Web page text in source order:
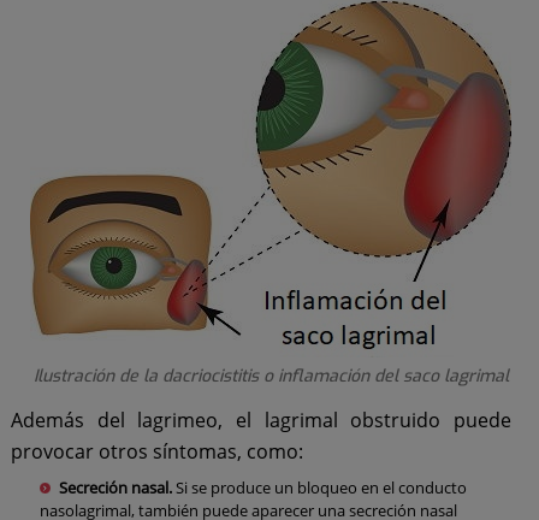
Ilustración de la dacriocistitis o inflamación del saco lagrimal
Además del lagrimeo, el lagrimal obstruido puede
provocar otros síntomas, como:
Secreción nasal.Si se produce un bloqueo en el conducto
nasolagrimal, también puede aparecer una secreción nasal